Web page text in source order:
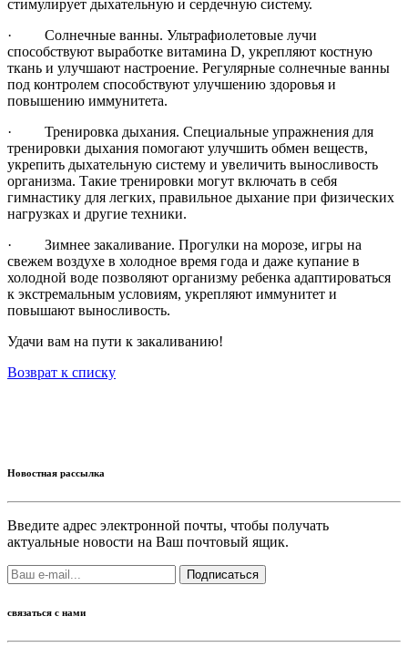
стимулирует дыхательную и сердечную систему.
· Солнечные ванны. Ультрафиолетовые лучи
способствуют выработке витамина D, укрепляют костную
ткань и улучшают настроение. Регулярные солнечные ванны
под контролем способствуют улучшению здоровья и
повышению иммунитета.
· Тренировка дыхания. Специальные упражнения для
тренировки дыхания помогают улучшить обмен веществ,
укрепить дыхательную систему и увеличить выносливость
организма. Такие тренировки могут включать в себя
гимнастику для легких, правильное дыхание при физических
нагрузках и другие техники.
· Зимнее закаливание. Прогулки на морозе, игры на
свежем воздухе в холодное время года и даже купание в
холодной воде позволяют организму ребенка адаптироваться
к экстремальным условиям, укрепляют иммунитет и
повышают выносливость.
Удачи вам на пути к закаливанию!
Возврат к списку
Новостная рассылка
Введите адрес электронной почты, чтобы получать
актуальные новости на Ваш почтовый ящик.
Подписаться
связаться с нами